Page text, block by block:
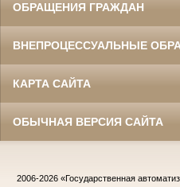
ОБРАЩЕНИЯ ГРАЖДАН
ВНЕПРОЦЕССУАЛЬНЫЕ
КАРТА САЙТА
ОБЫЧНАЯ ВЕРСИЯ САЙТА
2006-2026 «Государственная